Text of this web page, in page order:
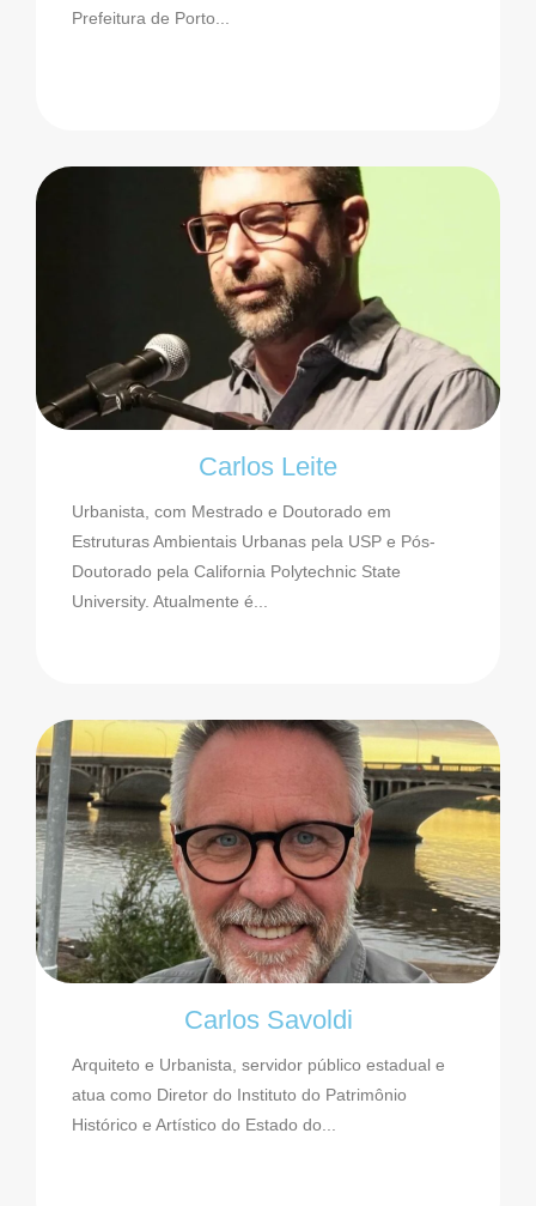
Prefeitura de Porto...
Carlos Leite
Urbanista, com Mestrado e Doutorado em
Estruturas Ambientais Urbanas pela USP e Pós-
Doutorado pela California Polytechnic State
University. Atualmente é...
Carlos Savoldi
Arquiteto e Urbanista, servidor público estadual e
atua como Diretor do Instituto do Patrimônio
Histórico e Artístico do Estado do...